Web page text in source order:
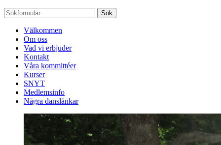
Sök
Välkommen
Om oss
Vad vi erbjuder
Kontakt
Våra kommittéer
Kurser
SNYT
Medlemsinfo
Några danslänkar